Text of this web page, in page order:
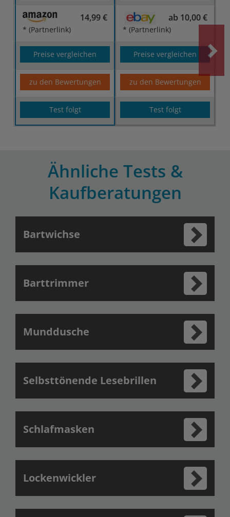
14,99 €
* (Partnerlink)
ab 10,00 €
* (Partnerlink)
Preise vergleichen Preise vergleichen
zu den Bewertungen zu den Bewertungen
Test folgt Test folgt
Ähnliche Tests &
Kaufberatungen
Bartwichse
Barttrimmer
Munddusche
Selbsttönende Lesebrillen
Schlafmasken
Lockenwickler